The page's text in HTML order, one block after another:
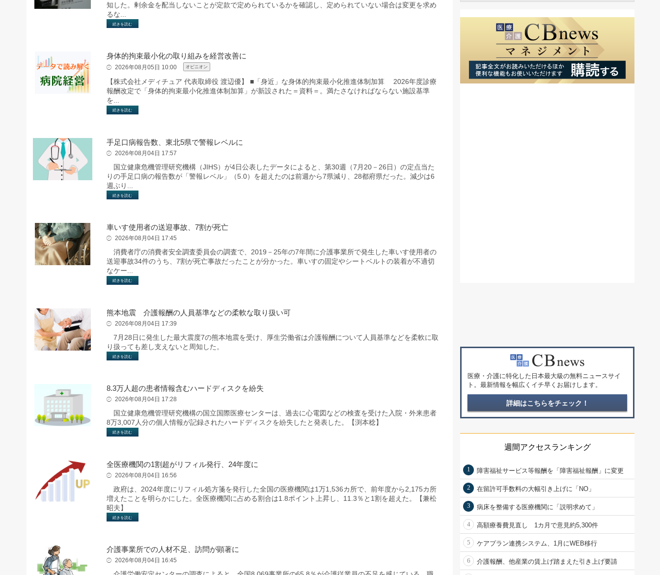
知した。剰余金を配当しないことが定款で定められているかを確認し、定められていない場合は変更を求め
るな...
続きを読む
身体的拘束最小化の取り組みを経営改善に
2026年08月05日 10:00 オピニオン
【株式会社メディチュア 代表取締役 渡辺優】 ■「身近」な身体的拘束最小化推進体制加算 2026年度診療
報酬改定で「身体的拘束最小化推進体制加算」が新設された＝資料＝。満たさなければならない施設基準
を...
続きを読む
手足口病報告数、東北5県で警報レベルに
2026年08月04日 17:57
国立健康危機管理研究機構（JIHS）が4日公表したデータによると、第30週（7月20－26日）の定点当た
りの手足口病の報告数が「警報レベル」（5.0）を超えたのは前週から7県減り、28都府県だった。減少は6
週ぶり...
続きを読む
車いす使用者の送迎事故、7割が死亡
2026年08月04日 17:45
消費者庁の消費者安全調査委員会の調査で、2019－25年の7年間に介護事業所で発生した車いす使用者の
送迎事故34件のうち、7割が死亡事故だったことが分かった。車いすの固定やシートベルトの装着が不適切
なケー...
続きを読む
熊本地震 介護報酬の人員基準などの柔軟な取り扱い可
2026年08月04日 17:39
7月28日に発生した最大震度7の熊本地震を受け、厚生労働省は介護報酬について人員基準などを柔軟に取
り扱っても差し支えないと周知した。
続きを読む
8.3万人超の患者情報含むハードディスクを紛失
2026年08月04日 17:28
国立健康危機管理研究機構の国立国際医療センターは、過去に心電図などの検査を受けた入院・外来患者
8万3,007人分の個人情報が記録されたハードディスクを紛失したと発表した。【渕本稔】
続きを読む
全医療機関の1割超がリフィル発行、24年度に
2026年08月04日 16:56
政府は、2024年度にリフィル処方箋を発行した全国の医療機関は1万1,536カ所で、前年度から2,175カ所
増えたことを明らかにした。全医療機関に占める割合は1.8ポイント上昇し、11.3％と1割を超えた。【兼松
昭夫】
続きを読む
介護事業所での人材不足、訪問が顕著に
2026年08月04日 16:45
医療・介護に特化した日本最大級の無料ニュースサイ
ト。最新情報を幅広くイチ早くお届けします。
詳細はこちらをチェック！
週間アクセスランキング
1 障害福祉サービス等報酬を「障害福祉報酬」に変更
2 在留許可手数料の大幅引き上げに「NO」
3 病床を整備する医療機関に「説明求めて」
4 高額療養費見直し 1カ月で意見約5,300件
5 ケアプラン連携システム、1月にWEB移行
6 介護報酬、他産業の賃上げ踏まえた引き上げ要請